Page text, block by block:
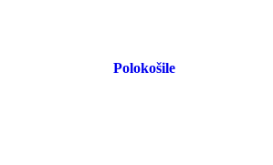
Polokošile